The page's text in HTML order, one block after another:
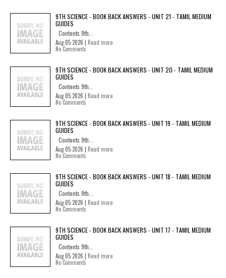
9TH SCIENCE - BOOK BACK ANSWERS - UNIT 21 - TAMIL MEDIUM
GUIDES
Contents 9th...
Aug 05 2026 | Read more
No Comments
9TH SCIENCE - BOOK BACK ANSWERS - UNIT 20 - TAMIL MEDIUM
GUIDES
Contents 9th...
Aug 05 2026 | Read more
No Comments
9TH SCIENCE - BOOK BACK ANSWERS - UNIT 19 - TAMIL MEDIUM
GUIDES
Contents 9th...
Aug 05 2026 | Read more
No Comments
9TH SCIENCE - BOOK BACK ANSWERS - UNIT 18 - TAMIL MEDIUM
GUIDES
Contents 9th...
Aug 05 2026 | Read more
No Comments
9TH SCIENCE - BOOK BACK ANSWERS - UNIT 17 - TAMIL MEDIUM
GUIDES
Contents 9th...
Aug 05 2026 | Read more
No Comments